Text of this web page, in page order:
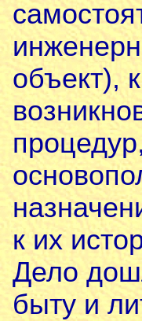
объект),
к их
Дело
быту и